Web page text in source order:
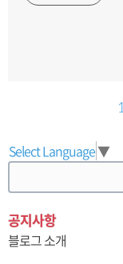
1
Select Language▼
공지사항
블로그 소개